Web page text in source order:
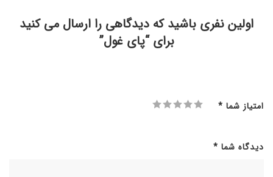
اولین نفری باشید که دیدگاهی را ارسال می کنید
برای “پای غول”
امتیاز شما *
دیدگاه شما *